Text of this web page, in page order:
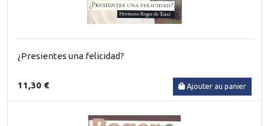
¿Presientes una felicidad?
11,30 € Ajouter au panier